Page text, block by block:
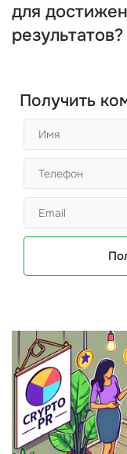
для
результатов?
Получить